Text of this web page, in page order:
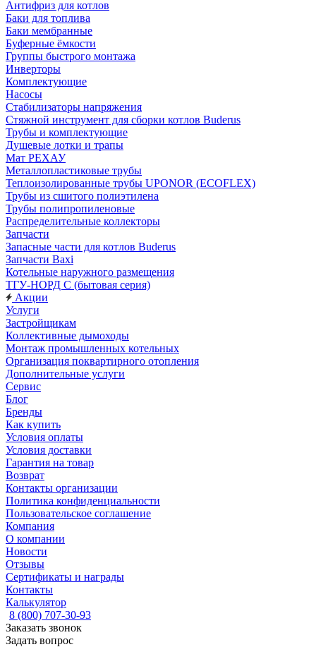
Антифриз для котлов
Баки для топлива
Баки мембранные
Буферные ёмкости
Группы быстрого монтажа
Инверторы
Комплектующие
Насосы
Стабилизаторы напряжения
Стяжной инструмент для сборки котлов Buderus
Трубы и комплектующие
Душевые лотки и трапы
Мат РЕХАУ
Металлопластиковые трубы
Теплоизолированные трубы UPONOR (ECOFLEX)
Трубы из сшитого полиэтилена
Трубы полипропиленовые
Распределительные коллекторы
Запчасти
Запасные части для котлов Buderus
Запчасти Baxi
Котельные наружного размещения
ТГУ-НОРД С (бытовая серия)
Акции
Услуги
Застройщикам
Коллективные дымоходы
Монтаж промышленных котельных
Организация поквартирного отопления
Дополнительные услуги
Сервис
Блог
Бренды
Как купить
Условия оплаты
Условия доставки
Гарантия на товар
Возврат
Контакты организации
Политика конфиденциальности
Пользовательское соглашение
Компания
О компании
Новости
Отзывы
Сертификаты и награды
Контакты
Калькулятор
8 (800) 707-30-93
Заказать звонок
Задать вопрос